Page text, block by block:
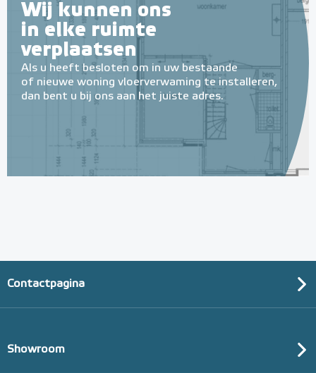
Wij kunnen ons
in elke ruimte
verplaatsen
Als u heeft besloten om in uw bestaande
of nieuwe woning vloerverwaming te installeren,
dan bent u bij ons aan het juiste adres.
Contactpagina
Showroom